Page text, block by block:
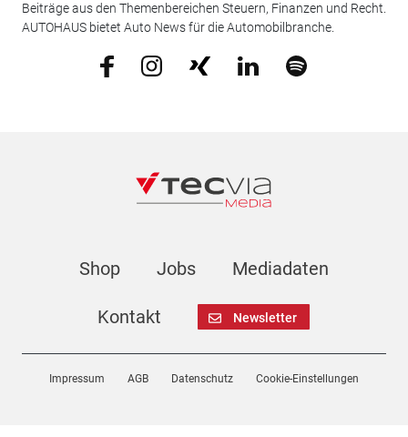
Beiträge aus den Themenbereichen Steuern, Finanzen und Recht.
AUTOHAUS bietet Auto News für die Automobilbranche.
Shop Jobs Mediadaten
Kontakt Newsletter
Impressum AGB Datenschutz Cookie-Einstellungen